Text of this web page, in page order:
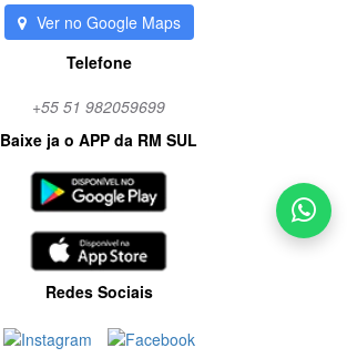
Ver no Google Maps
Telefone
+55 51 982059699
Baixe ja o APP da RM SUL
Redes Sociais